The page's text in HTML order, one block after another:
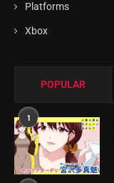
Platforms
Xbox
POPULAR
1